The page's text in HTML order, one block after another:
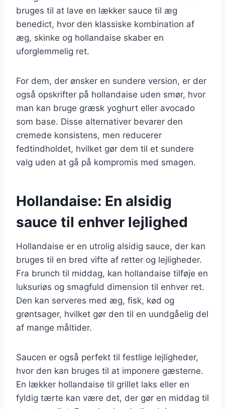
bruges til at lave en lækker sauce til æg
benedict, hvor den klassiske kombination af
æg, skinke og hollandaise skaber en
uforglemmelig ret.
For dem, der ønsker en sundere version, er der
også opskrifter på hollandaise uden smør, hvor
man kan bruge græsk yoghurt eller avocado
som base. Disse alternativer bevarer den
cremede konsistens, men reducerer
fedtindholdet, hvilket gør dem til et sundere
valg uden at gå på kompromis med smagen.
Hollandaise: En alsidig
sauce til enhver lejlighed
Hollandaise er en utrolig alsidig sauce, der kan
bruges til en bred vifte af retter og lejligheder.
Fra brunch til middag, kan hollandaise tilføje en
luksuriøs og smagfuld dimension til enhver ret.
Den kan serveres med æg, fisk, kød og
grøntsager, hvilket gør den til en uundgåelig del
af mange måltider.
Saucen er også perfekt til festlige lejligheder,
hvor den kan bruges til at imponere gæsterne.
En lækker hollandaise til grillet laks eller en
fyldig tærte kan være det, der gør en middag til